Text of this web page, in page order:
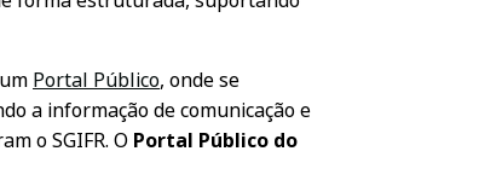
Portal Público, onde se
a informação de comunicação e
o SGIFR. O Portal Público do